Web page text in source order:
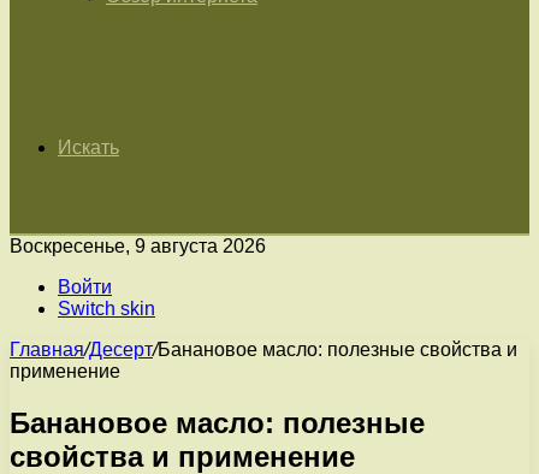
Искать
Воскресенье, 9 августа 2026
Войти
Switch skin
Главная/Десерт/Банановое масло: полезные свойства и
применение
Банановое масло: полезные
свойства и применение